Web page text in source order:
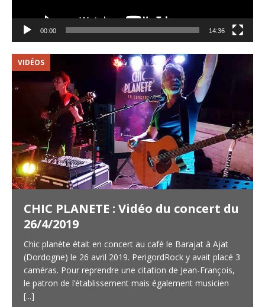
00:00 14:36
VIDÉOS
CHIC PLANETE : Vidéo du concert du
26/4/2019
Chic planète était en concert au café le Barajat à Ajat
(Dordogne) le 26 avril 2019. PerigordRock y avait placé 3
caméras. Pour reprendre une citation de Jean-François,
le patron de l’établissement mais également musicien
[...]